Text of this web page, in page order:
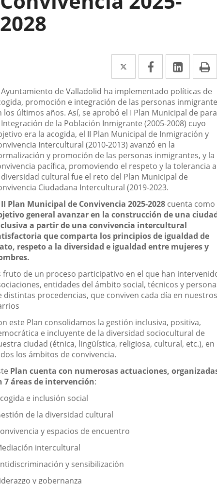
2028
Twitter
Enlace
a
una
aplicación
externa.
Facebook
Enlace
a
una
aplicación
externa.
Enlace
a
una
Ayuntamiento de Valladolid ha implementado políticas de
promoción e integración de las personas
los últimos años. Así, se aprobó el I Plan Municipal de para
de la Población Inmigrante (2005-2008) cuyo
era la acogida, el II Plan Municipal de Inmigración y
Intercultural (2010-2013) avanzó en la
y promoción de las personas inmigrantes, y la
pacífica, promoviendo el respeto y la tolerancia a
cultural fue el reto del Plan Municipal de
Ciudadana Intercultural (2019-2023.
II Plan Municipal de Convivencia 2025-2028 cuenta como
general avanzar en la construcción de una
a partir de una convivencia intercultural
que comparta los principios de igualdad de
respeto a la diversidad e igualdad entre mujeres y
fruto de un proceso participativo en el que han
entidades del ámbito social, técnicos y
distintas procedencias, que conviven cada día en nuestros
este Plan consolidamos la gestión inclusiva, positiva,
e incluyente de la diversidad sociocultural de
ciudad (étnica, lingüística, religiosa, cultural, etc.), en
los ámbitos de convivencia.
Plan cuenta con numerosas actuaciones,
7 áreas de intervención:
e inclusión social
de la diversidad cultural
y espacios de encuentro
intercultural
y sensibilización
y gobernanza